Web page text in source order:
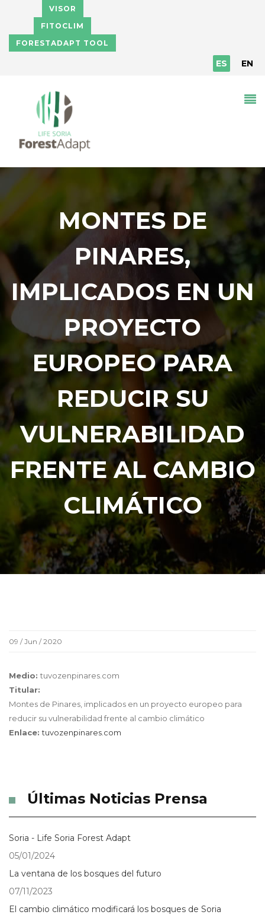
Pasar al contenido principal
VISOR
FITOCLIM
FORESTADAPT TOOL
ES EN
MONTES DE
PINARES,
IMPLICADOS EN UN
PROYECTO
EUROPEO PARA
REDUCIR SU
VULNERABILIDAD
FRENTE AL CAMBIO
CLIMÁTICO
09 / Jun / 2020
Medio: tuvozenpinares.com
Titular:
Montes de Pinares, implicados en un proyecto europeo para
reducir su vulnerabilidad frente al cambio climático
Enlace:tuvozenpinares.com
Últimas Noticias Prensa
Soria - Life Soria Forest Adapt
05/01/2024
La ventana de los bosques del futuro
07/11/2023
El cambio climático modificará los bosques de Soria